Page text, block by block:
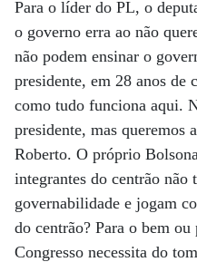
Para o líder do PL, o
o governo erra ao não
não podem ensinar o
presidente, em 28 anos de
como tudo funciona aqui.
presidente, mas queremos
Roberto. O próprio
integrantes do centrão não
governabilidade e jogam
do centrão? Para o bem
Congresso necessita do